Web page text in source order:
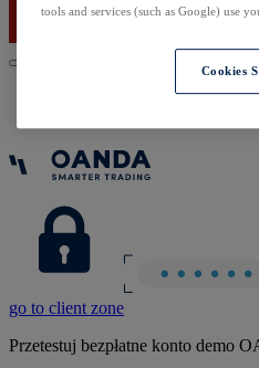
go to client zone
Przetestuj bezpłatne konto demo
tools and services (such as Google) use
Cookies